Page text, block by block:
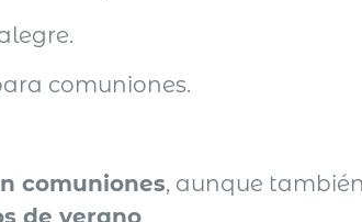
comuniones.
comuniones, aunque
de verano